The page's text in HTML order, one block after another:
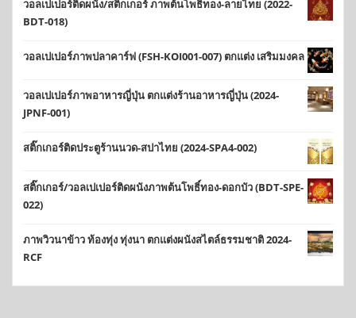
วอลเปเปอร์ติดผนัง/สติ๊กเกอร์ ภาพต้นโพธิ์ทอง-ลายไทย (2022-
BDT-018)
วอลเปเปอร์ภาพปลาคาร์ฟ (FSH-KOI001-007) ตกแต่ง เสริมมงคล
วอลเปเปอร์ภาพอาหารญี่ปุ่น ตกแต่งร้านอาหารญี่ปุ่น (2024-
JPNF-001)
สติ๊กเกอร์ติดประตูร้านนวด-สปาไทย (2024-SPA4-002)
สติ๊กเกอร์/วอลเปเปอร์ติดผนังภาพต้นโพธิ์ทอง-ดอกบัว (BDT-SPE-
022)
ภาพวิวนาข้าว ท้องทุ่ง ทุ่งนา ตกแต่งผนังสไตล์ธรรมชาติ 2024-
RCF